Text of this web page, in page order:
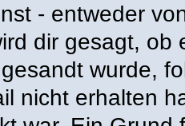
- entweder
dir gesagt, ob
wurde,
nicht erhalten